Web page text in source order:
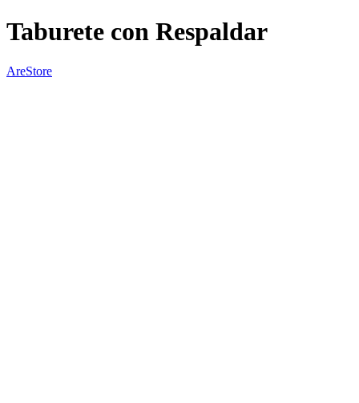
Taburete con Respaldar
AreStore